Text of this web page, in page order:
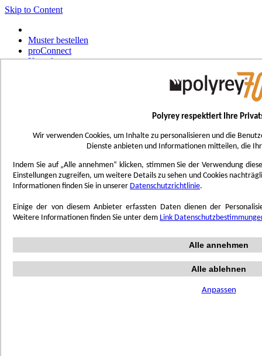
Polyrey respektiert Ihre
Wir verwenden Cookies, um Inhalte zu personalisieren und die
Dienste anbieten und Informationen mitteilen, die
Indem Sie auf „Alle annehmen“ klicken, stimmen Sie der Verwendung
Einstellungen zugreifen, um weitere Details zu sehen und Cookies
Informationen finden Sie in unserer Datenschutzrichtlinie.
Einige der von diesem Anbieter erfassten Daten dienen der
Weitere Informationen finden Sie unter dem Link
Alle annehmen
Alle ablehnen
Anpassen
Skip to Content
Muster bestellen
proConnect
Kontakt
UK - Ireland
Português
Italiano
Nederlands
Toggle Nav
Menu
Inspiration
Authentic Travertine